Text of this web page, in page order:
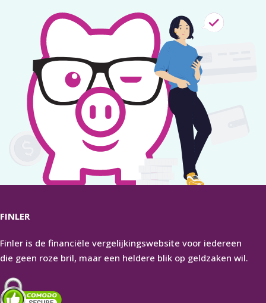
FINLER
Finler is de financiële vergelijkingswebsite voor iedereen
die geen roze bril, maar een heldere blik op geldzaken wil.